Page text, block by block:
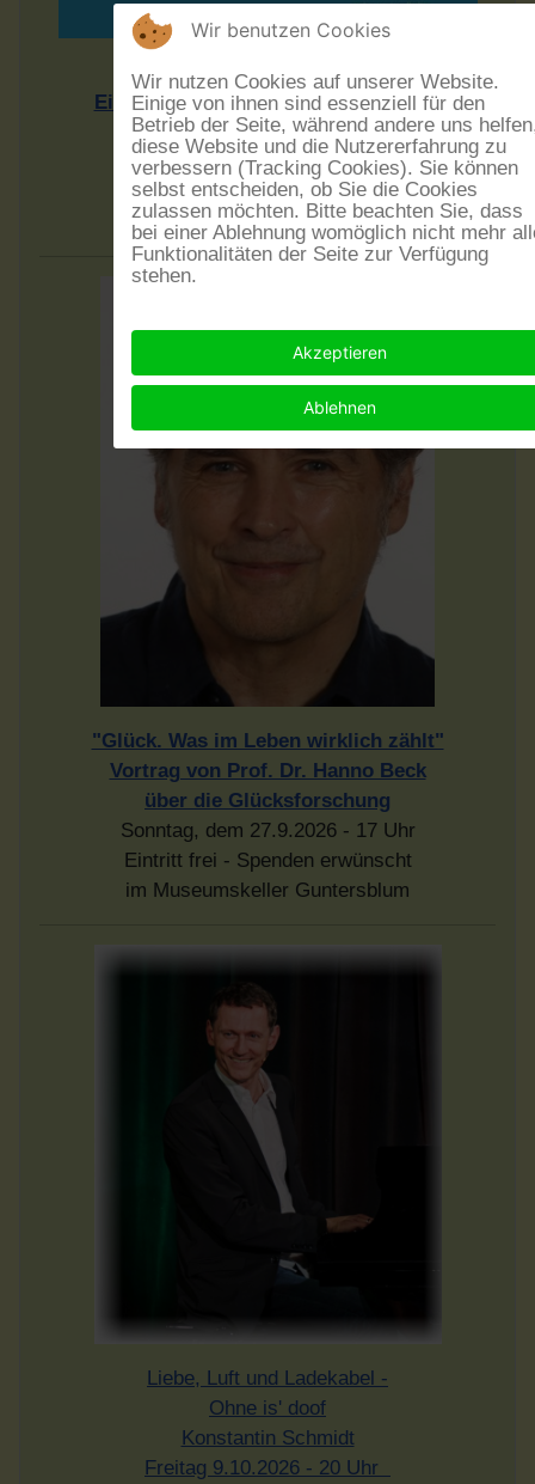
Rheinhesssiche Mundarten
Einführung in eine Sprachlandschaft
Vortrag von Dr. Rudolf Post
Sonntag, dem 20.9.2026 - 17 Uhr
Eintritt frei - Spenden erwünscht
im Museumskeller Guntersblum
"Glück. Was im Leben wirklich zählt"
Vortrag von Prof. Dr. Hanno Beck
über die Glücksforschung
Sonntag, dem 27.9.2026 - 17 Uhr
Eintritt frei - Spenden erwünscht
im Museumskeller Guntersblum
Liebe, Luft und Ladekabel -
Ohne is' doof
Konstantin Schmidt
Freitag 9.10.2026 - 20 Uhr
Wir benutzen Cookies
Wir nutzen Cookies auf unserer Website.
Einige von ihnen sind essenziell für den
Betrieb der Seite, während andere uns
diese Website und die Nutzererfahrung zu
verbessern (Tracking Cookies). Sie können
selbst entscheiden, ob Sie die Cookies
zulassen möchten. Bitte beachten Sie, dass
bei einer Ablehnung womöglich nicht mehr
Funktionalitäten der Seite zur Verfügung
stehen.
Akzeptieren
Ablehnen